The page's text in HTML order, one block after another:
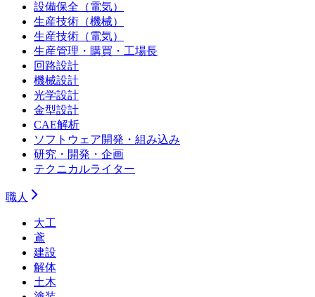
設備保全（電気）
生産技術（機械）
生産技術（電気）
生産管理・購買・工場長
回路設計
機械設計
光学設計
金型設計
CAE解析
ソフトウェア開発・組み込み
研究・開発・企画
テクニカルライター
職人
大工
鳶
建設
解体
土木